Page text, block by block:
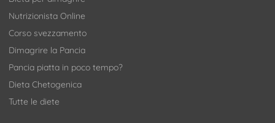
Nutrizionista Online
Corso svezzamento
Dimagrire la Pancia
Pancia piatta in poco tempo?
Dieta Chetogenica
Tutte le diete